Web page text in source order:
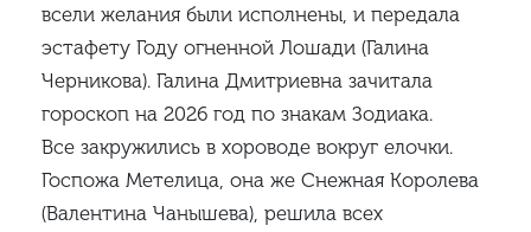
всели желания были исполнены, и передала
эстафету Году огненной Лошади (Галина
Черникова). Галина Дмитриевна зачитала
гороскоп на 2026 год по знакам Зодиака.
Все закружились в хороводе вокруг елочки.
Госпожа Метелица, она же Снежная Королева
(Валентина Чанышева), решила всех